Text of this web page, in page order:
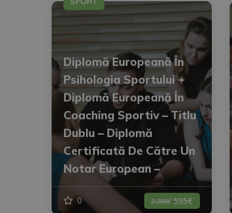
Diplomă Europeană În
Psihologia Sportului +
Diplomă Europeană În
Coaching Sportiv – Titlu
Dublu – Diplomă
Certificată De Către Un
Notar European –
0 2.380€ 595€